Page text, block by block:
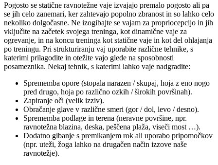
Pogosto se statične ravnotežne vaje izvajajo premalo pogosto ali pa
se jih celo zanemari, ker zahtevajo popolno zbranost in so lahko celo
nekoliko dolgočasne. Ne izogibajte se vajam za propriocepcijo in jih
vključite na začetek svojega treninga, kot dinamične vaje za
ogrevanje, in na koncu treninga kot statične vaje in kot del ohlajanja
po treningu. Pri strukturiranju vaj uporabite različne tehnike, s
katerimi prilagodite in otežite vajo glede na sposobnosti
posameznika. Nekaj tehnik, s katerimi lahko vaje nadgradite:
Sprememba opore (stopala narazen / skupaj, hoja z eno nogo
pred drugo, hoja po različno ozkih / širokih površinah).
Zapiranje oči (velik izziv).
Obračanje glave v različne smeri (gor / dol, levo / desno).
Sprememba podlage in terena (neravne površine, npr.
ravnotežna blazina, deska, peščena plaža, viseči most …).
Dodatno gibanje s premikanjem rok ali uporabo pripomočkov
(npr. uteži, žoga lahko na drugačen način izzove naše
ravnotežje).